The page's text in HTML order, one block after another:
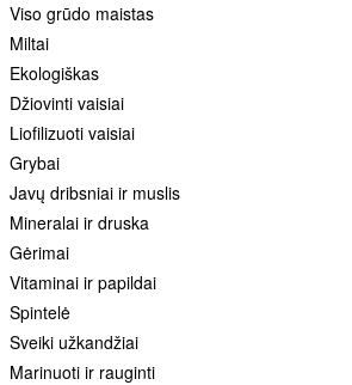
Viso grūdo maistas
Miltai
Ekologiškas
Džiovinti vaisiai
Liofilizuoti vaisiai
Grybai
Javų dribsniai ir muslis
Mineralai ir druska
Gėrimai
Vitaminai ir papildai
Spintelė
Sveiki užkandžiai
Marinuoti ir rauginti